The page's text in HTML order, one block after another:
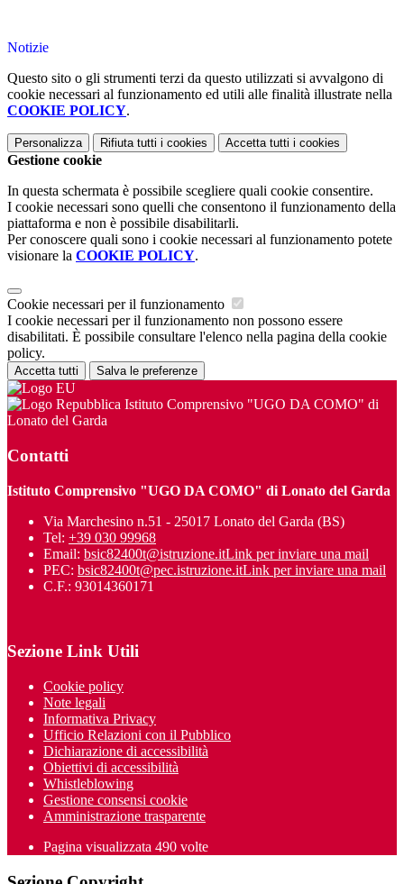
Notizie
Questo sito o gli strumenti terzi da questo utilizzati si avvalgono di
cookie necessari al funzionamento ed utili alle finalità illustrate nella
COOKIE POLICY.
Personalizza Rifiuta tutti i cookies Accetta tutti i cookies
Gestione cookie
In questa schermata è possibile scegliere quali cookie consentire.
I cookie necessari sono quelli che consentono il funzionamento della
piattaforma e non è possibile disabilitarli.
Per conoscere quali sono i cookie necessari al funzionamento potete
visionare la COOKIE POLICY.
Cookie necessari per il funzionamento
I cookie necessari per il funzionamento non possono essere
disabilitati. È possibile consultare l'elenco nella pagina della cookie
policy.
Accetta tutti Salva le preferenze
Istituto Comprensivo "UGO DA COMO" di
Lonato del Garda
Contatti
Istituto Comprensivo "UGO DA COMO" di Lonato del Garda
Via Marchesino n.51 - 25017 Lonato del Garda (BS)
Tel: +39 030 99968
Email: bsic82400t@istruzione.itLink per inviare una mail
PEC: bsic82400t@pec.istruzione.itLink per inviare una mail
C.F.: 93014360171
Sezione Link Utili
Cookie policy
Note legali
Informativa Privacy
Ufficio Relazioni con il Pubblico
Dichiarazione di accessibilità
Obiettivi di accessibilità
Whistleblowing
Gestione consensi cookie
Amministrazione trasparente
Pagina visualizzata 490 volte